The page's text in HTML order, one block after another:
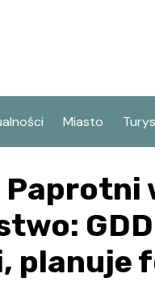
Miasto
planuje